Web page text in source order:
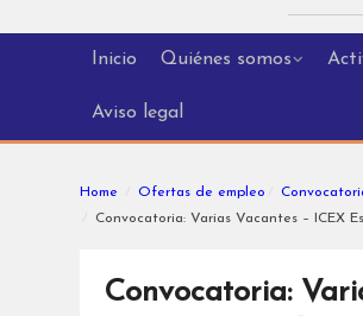
Inicio Quiénes somos
Aviso legal
Home Ofertas de empleo
Convocatoria: Varias Vacantes – ICEX
Convocatoria: